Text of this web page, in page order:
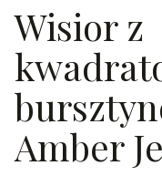
Wisior z
Amber